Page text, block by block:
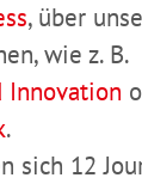
, über
wie z. B.
Innovation
.
12